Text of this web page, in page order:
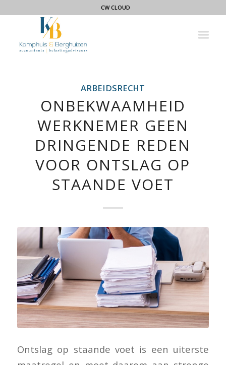
CW CLOUD
ARBEIDSRECHT
ONBEKWAAMHEID
WERKNEMER GEEN
DRINGENDE REDEN
VOOR ONTSLAG OP
STAANDE VOET
Ontslag op staande voet is een uiterste